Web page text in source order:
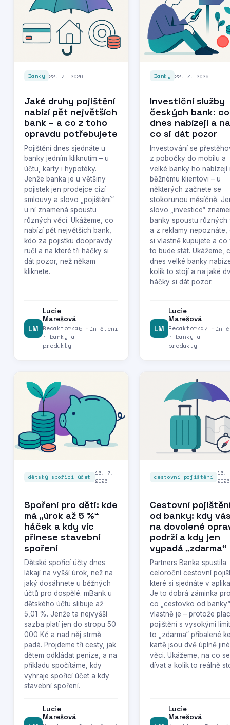
Banky 22. 7. 2026
Jaké druhy pojištění
nabízí pět největších
bank – a co z toho
opravdu potřebujete
Pojištění dnes sjednáte u
banky jedním kliknutím – u
účtu, karty i hypotéky.
Jenže banka je u většiny
pojistek jen prodejce cizí
smlouvy a slovo „pojištění“
u ní znamená spoustu
různých věcí. Ukážeme, co
nabízí pět největších bank,
kdo za pojistku doopravdy
ručí a na které tři háčky si
dát pozor, než někam
kliknete.
LM
Lucie
Marešová
Redaktorka
· banky a
produkty
5 min čtení
Banky 22. 7. 2026
Investiční služby
českých bank: co
dnes nabízejí a na
co si dát pozor
Investování se
z pobočky do mobilu a
velké banky ho nabízejí
běžnému klientovi – u
některých začnete se
stokorunou měsíčně.
slovo „investice“
banky spoustu různých
a z reklamy nepoznáte,
si vlastně kupujete a co
to bude stát. Ukážeme,
dnes velké banky
kolik to stojí a na jaké
háčky si dát pozor.
LM
Lucie
Marešová
Redaktorka
· banky a
produkty
7 min
dětský spořicí účet
15. 7.
2026
Spoření pro děti: kde
má „úrok až 5 %“
háček a kdy víc
přinese stavební
spoření
Dětské spořicí účty dnes
lákají na vyšší úrok, než na
jaký dosáhnete u běžných
účtů pro dospělé. mBank u
dětského účtu slibuje až
5,01 %. Jenže ta nejvyšší
sazba platí jen do stropu 50
000 Kč a nad něj strmě
padá. Projdeme tři cesty, jak
dětem odkládat peníze, a na
příkladu spočítáme, kdy
vyhraje spořicí účet a kdy
stavební spoření.
Lucie
Marešová
cestovní pojištění 15.
2026
Cestovní
od banky: kdy
na dovolené
podrží a kdy jen
vypadá „zdarma“
Partners Banka spustila
celoroční cestovní
které si sjednáte v
Je to dobrá záminka
co „cestovko od banky“
vlastně je – protože
pojištění s vysokými
to „zdarma“ přibalené
kartě jsou dvě úplně jiné
věci. Ukážeme, na co se
dívat a kolik to reálně
Lucie
Marešová